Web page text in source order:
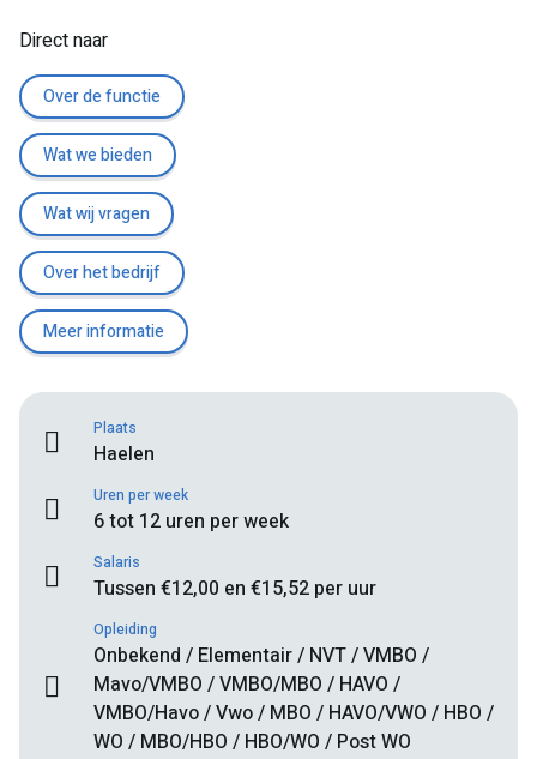
Direct naar
Over de functie
Wat we bieden
Wat wij vragen
Over het bedrijf
Meer informatie
Plaats
Haelen
Uren per week
6 tot 12 uren per week
Salaris
Tussen €12,00 en €15,52 per uur
Opleiding
Onbekend / Elementair / NVT / VMBO /
Mavo/VMBO / VMBO/MBO / HAVO /
VMBO/Havo / Vwo / MBO / HAVO/VWO / HBO /
WO / MBO/HBO / HBO/WO / Post WO